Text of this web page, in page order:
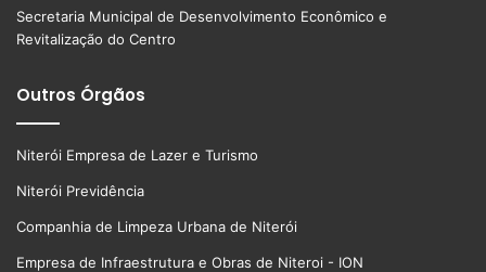
Secretaria Municipal de Desenvolvimento Econômico e
Revitalização do Centro
Outros Órgãos
Niterói Empresa de Lazer e Turismo
Niterói Previdência
Companhia de Limpeza Urbana de Niterói
Empresa de Infraestrutura e Obras de Niteroi - ION